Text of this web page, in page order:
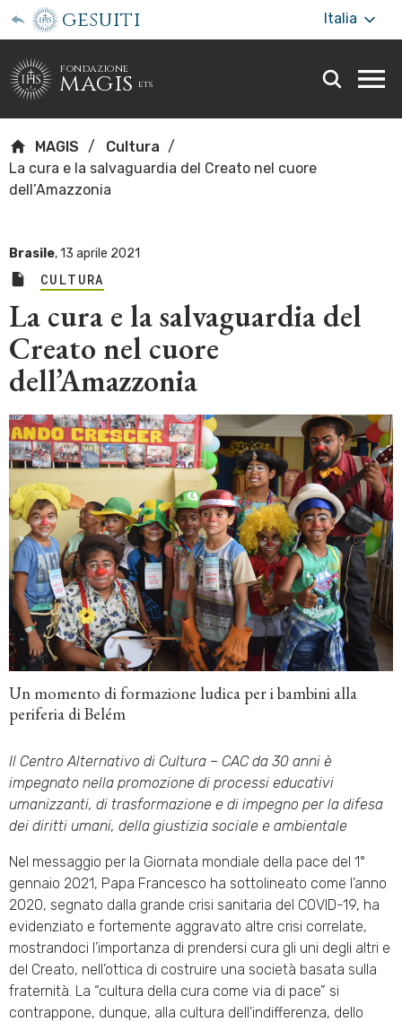
gesuiti Italia
fondazione
magis ets
MAGIS
Cultura
La cura e la salvaguardia del Creato nel cuore
dell’Amazzonia
Brasile,13 aprile 2021
CULTURA
La cura e la salvaguardia del
Creato nel cuore
dell’Amazzonia
Un momento di formazione ludica per i bambini alla
periferia di Belém
Il Centro Alternativo di Cultura – CAC da 30 anni è
impegnato nella promozione di processi educativi
umanizzanti, di trasformazione e di impegno per la difesa
dei diritti umani, della giustizia sociale e ambientale
Nel messaggio per la Giornata mondiale della pace del 1°
gennaio 2021, Papa Francesco ha sottolineato come l’anno
2020, segnato dalla grande crisi sanitaria del COVID-19, ha
evidenziato e fortemente aggravato altre crisi correlate,
mostrandoci l’importanza di prendersi cura gli uni degli altri e
del Creato, nell’ottica di costruire una società basata sulla
fraternità. La “cultura della cura come via di pace” si
contrappone, dunque, alla cultura dell’indifferenza, dello